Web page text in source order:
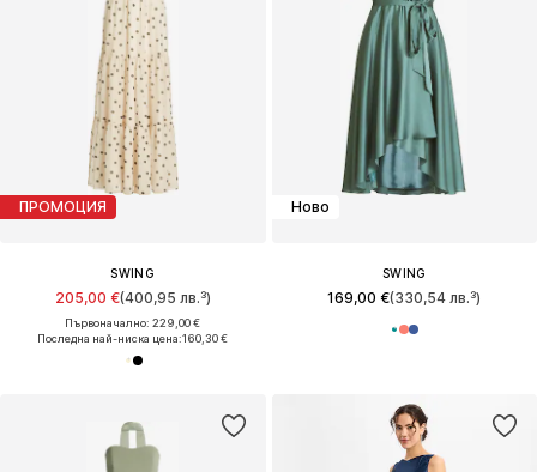
ПРОМОЦИЯ
SWING
205,00 €(400,95 лв.³)
Първоначално: 229,00 €
Последна най-ниска цена:160,30 €
Ново
SWING
169,00 €(330,54 лв.³)